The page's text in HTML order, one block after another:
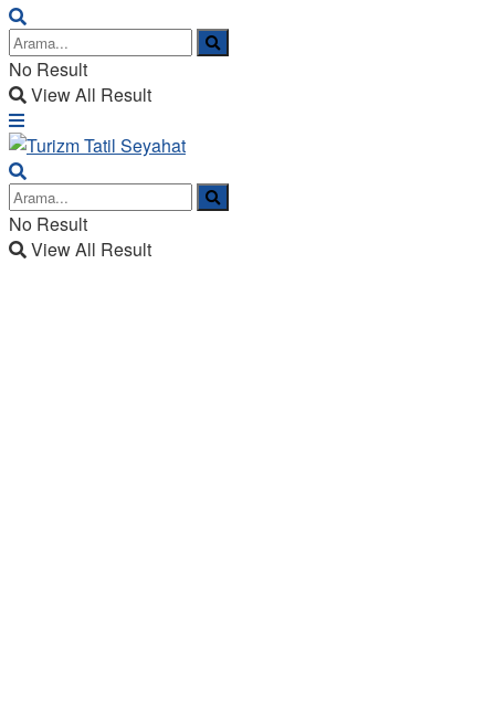
No Result
View All Result
No Result
View All Result